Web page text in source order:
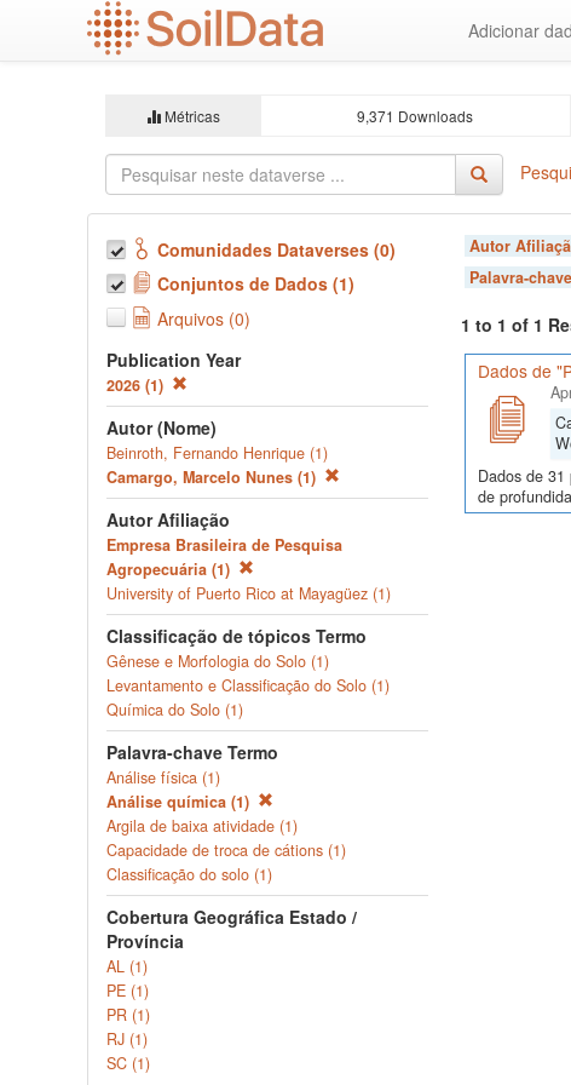
Adicionar
Métricas 9,371 Downloads
Comunidades Dataverses (0)
Conjuntos de Dados (1)
Arquivos (0)
Publication Year
2026 (1)
Autor (Nome)
Beinroth, Fernando Henrique (1)
Camargo, Marcelo Nunes (1)
Autor Afiliação
Empresa Brasileira de Pesquisa
Agropecuária (1)
University of Puerto Rico at Mayagüez (1)
Classificação de tópicos Termo
Gênese e Morfologia do Solo (1)
Levantamento e Classificação do Solo (1)
Química do Solo (1)
Palavra-chave Termo
Análise física (1)
Análise química (1)
Argila de baixa atividade (1)
Capacidade de troca de cátions (1)
Classificação do solo (1)
Cobertura Geográfica Estado /
Província
AL (1)
PE (1)
PR (1)
RJ (1)
SC (1)
Autor
Palavra-
1 to 1 of 1
Dados de
Dados de
de